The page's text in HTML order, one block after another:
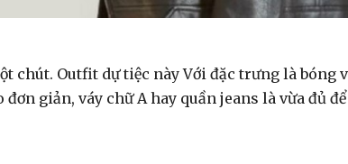
chút. Outfit dự tiệc này Với đặc trưng là bóng
giản, váy chữ A hay quần jeans là vừa đủ để